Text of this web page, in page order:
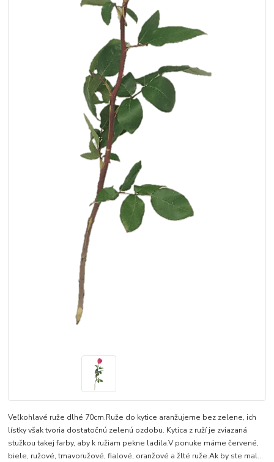
Veľkohlavé ruže dlhé 70cm.Ruže do kytice aranžujeme bez zelene, ich
lístky však tvoria dostatočnú zelenú ozdobu. Kytica z ruží je zviazaná
stužkou takej farby, aby k ružiam pekne ladila.V ponuke máme červené,
biele, ružové, tmavoružové, fialové, oranžové a žlté ruže.Ak by ste mal...